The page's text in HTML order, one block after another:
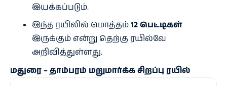
இயக்கப்படும்.
இந்த ரயிலில் மொத்தம்12 பெட்டிகள்
இருக்கும் என்று தெற்கு ரயில்வே
அறிவித்துள்ளது.
மதுரை – தாம்பரம் மறுமார்க்க சிறப்பு ரயில்